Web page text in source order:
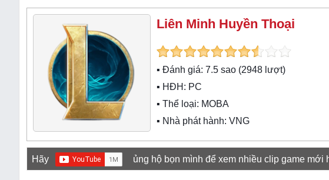
Liên Minh Huyền Thoại
▪ Đánh giá: 7.5 sao (2948 lượt)
▪ HĐH: PC
▪ Thể loại: MOBA
▪ Nhà phát hành: VNG
Hãy ủng hộ bọn mình để xem nhiều clip game mới